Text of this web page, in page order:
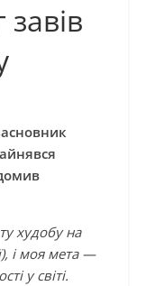
худобу на
і моя мета —
у світі.